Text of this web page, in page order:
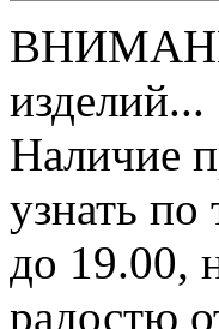
изделий...
Наличие
узнать
до 19.00,
радостю